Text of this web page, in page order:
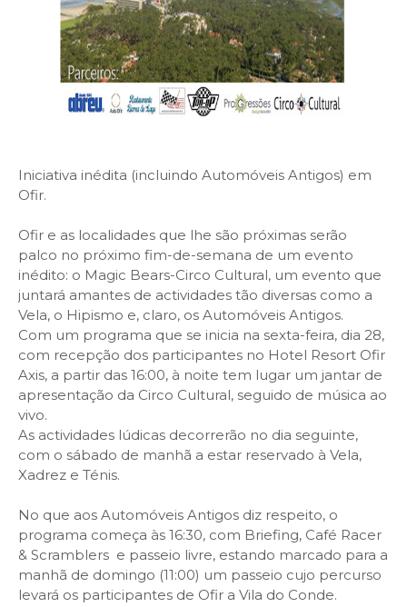
Iniciativa inédita (incluindo Automóveis Antigos) em
Ofir.
Ofir e as localidades que lhe são próximas serão
palco no próximo fim-de-semana de um evento
inédito: o Magic Bears-Circo Cultural, um evento que
juntará amantes de actividades tão diversas como a
Vela, o Hipismo e, claro, os Automóveis Antigos.
Com um programa que se inicia na sexta-feira, dia 28,
com recepção dos participantes no Hotel Resort Ofir
Axis, a partir das 16:00, à noite tem lugar um jantar de
apresentação da Circo Cultural, seguido de música ao
vivo.
As actividades lúdicas decorrerão no dia seguinte,
com o sábado de manhã a estar reservado à Vela,
Xadrez e Ténis.
No que aos Automóveis Antigos diz respeito, o
programa começa às 16:30, com Briefing, Café Racer
& Scramblers e passeio livre, estando marcado para a
manhã de domingo (11:00) um passeio cujo percurso
levará os participantes de Ofir a Vila do Conde.